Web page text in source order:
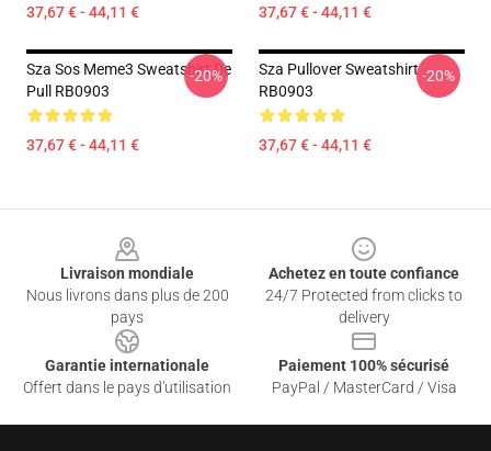
37,67 € - 44,11 € 37,67 € - 44,11 €
Sza Sos Meme3 Sweatshirt De
Pull RB0903
37,67 € - 44,11 €
-20%
Sza Pullover Sweatshirt
RB0903
37,67 € - 44,11 €
-20%
Livraison mondiale
Nous livrons dans plus de 200
pays
Achetez en toute confiance
24/7 Protected from clicks to
delivery
Garantie internationale
Offert dans le pays d'utilisation
Paiement 100% sécurisé
PayPal / MasterCard / Visa